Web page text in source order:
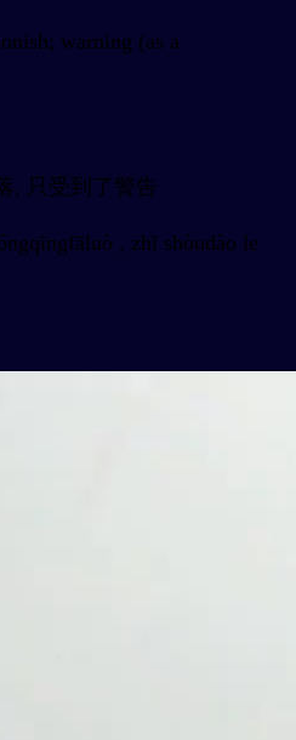
warning (as a
, 只受到了警告
, zhǐ shòudào le